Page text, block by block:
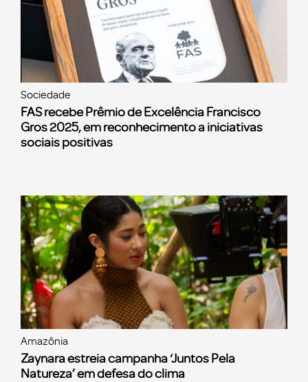
Sociedade
FAS recebe Prêmio de Excelência Francisco
Gros 2025, em reconhecimento a iniciativas
sociais positivas
Amazônia
Zaynara estreia campanha ‘Juntos Pela
Natureza’ em defesa do clima